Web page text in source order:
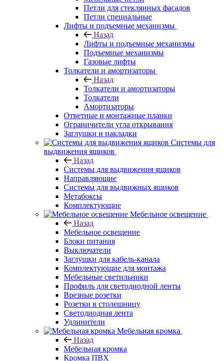
Петли для стеклянных фасадов
Петли специальные
Лифты и подъемные механизмы
Назад
Лифты и подъемные механизмы
Подъемные механизмы
Газовые лифты
Толкатели и амортизаторы
Назад
Толкатели и амортизаторы
Толкатели
Амортизаторы
Ответные и монтажные планки
Ограничители угла открывания
Заглушки и накладки
Системы для
выдвижения ящиков
Назад
Системы для выдвижения ящиков
Направляющие
Системы для выдвижных ящиков
Метабоксы
Комплектующие
Мебельное освещение
Назад
Мебельное освещение
Блоки питания
Выключатели
Заглушки для кабель-канала
Комплектующие для монтажа
Мебельные светильники
Профиль для светодиодной ленты
Врезные розетки
Розетки в столешницу
Светодиодная лента
Удлинители
Мебельная кромка
Назад
Мебельная кромка
Кромка ПВХ